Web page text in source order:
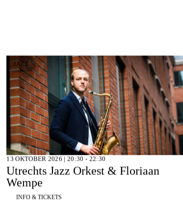
JAZZ
13 OKTOBER 2026 | 20:30 - 22:30
Utrechts Jazz Orkest & Floriaan
Wempe
INFO & TICKETS